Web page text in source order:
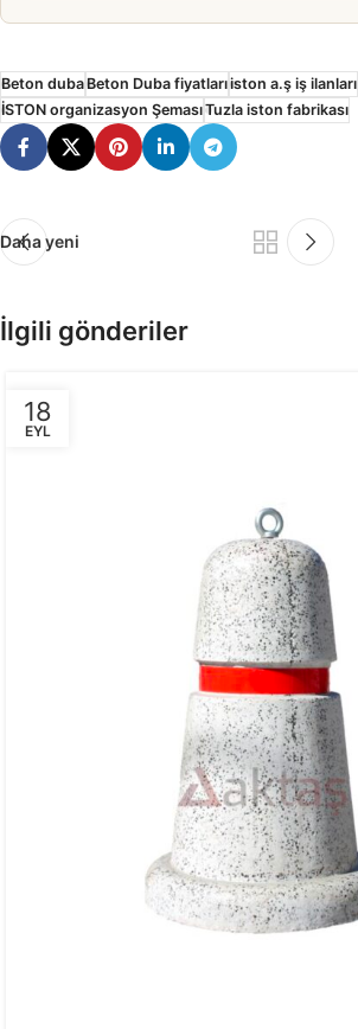
Beton dubaBeton Duba fiyatlarıiston a.ş iş ilanları
İSTON organizasyon ŞemasıTuzla iston fabrikası
Daha yeni
İlgili gönderiler
18
EYL